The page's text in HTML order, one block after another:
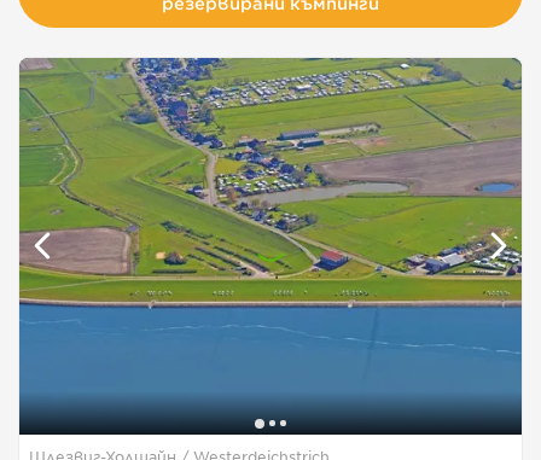
Шлезвиг-Холщайн Westerdeichstrich